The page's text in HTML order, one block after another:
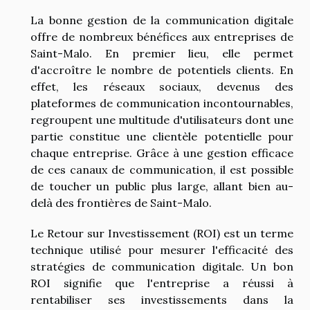
La bonne gestion de la communication digitale
offre de nombreux bénéfices aux entreprises de
Saint-Malo. En premier lieu, elle permet
d'accroître le nombre de potentiels clients. En
effet, les réseaux sociaux, devenus des
plateformes de communication incontournables,
regroupent une multitude d'utilisateurs dont une
partie constitue une clientèle potentielle pour
chaque entreprise. Grâce à une gestion efficace
de ces canaux de communication, il est possible
de toucher un public plus large, allant bien au-
delà des frontières de Saint-Malo.
Le Retour sur Investissement (ROI) est un terme
technique utilisé pour mesurer l'efficacité des
stratégies de communication digitale. Un bon
ROI signifie que l'entreprise a réussi à
rentabiliser ses investissements dans la